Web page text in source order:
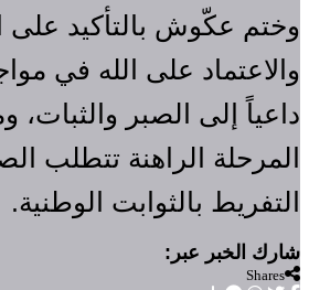
وختم عكّوش بالتأكيد على
والاعتماد على الله في
داعياً إلى الصبر
المرحلة الراهنة تتطلب
التفريط بالثوابت الوطنية.
Shares